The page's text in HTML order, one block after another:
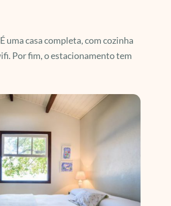
uma casa completa, com cozinha
Por fim, o estacionamento tem